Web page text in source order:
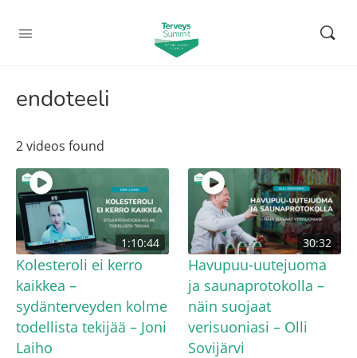
endoteeli
2 videos found
1:10:44
Kolesteroli ei kerro
kaikkea –
sydänterveyden kolme
todellista tekijää – Joni
Laiho
30:32
Havupuu-uutejuoma
ja saunaprotokolla –
näin suojaat
verisuoniasi – Olli
Sovijärvi